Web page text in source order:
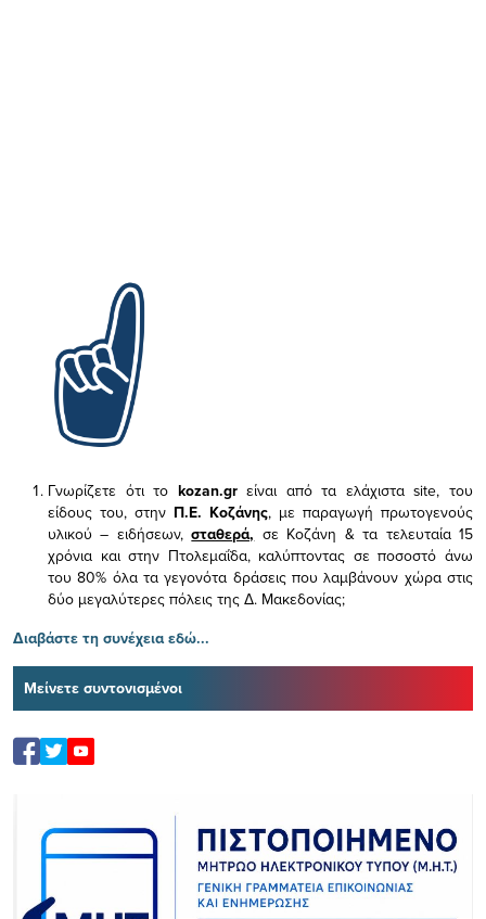
Γνωρίζετε ότι το kozan.gr είναι από τα ελάχισταsite, του
είδους του, στην Π.Ε. Κοζάνης, με παραγωγή πρωτογενούς
υλικού – ειδήσεων,σταθερά, σε Κοζάνη & τα τελευταία 15
χρόνια και στην Πτολεμαΐδα, καλύπτοντας σε ποσοστό άνω
του 80% όλα τα γεγονότα δράσεις που λαμβάνουν χώρα στις
δύο μεγαλύτερες πόλεις της Δ. Μακεδονίας;
Διαβάστε τη συνέχεια εδώ...
Μείνετε συντονισμένοι